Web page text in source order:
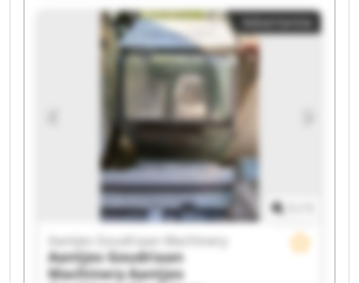
Goudriaan Machinery Aantjes Goudriaan
Machinery Aantjes Goudriaan Machinery
Aantjes Goudriaan Machinery Aantjes
Goudriaan Machinery Aantjes Goudriaan
Machinery Aantjes Goudriaan Machinery
Aantjes Goudriaan Machinery Aantjes
Goudriaan Machinery Aantjes Goudriaan
Machinery Aantjes Goudriaan Machinery
Aantjes Goudriaan Machinery Aantjes
Goudriaan Machinery Aantjes Goudriaan
Machinery Aantjes Goudriaan Machinery
Advertentie
Aantjes Goudriaan Machinery
Aantjes Goudriaan
MachineryAantjes